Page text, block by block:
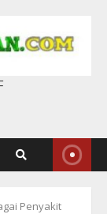
Penyakit